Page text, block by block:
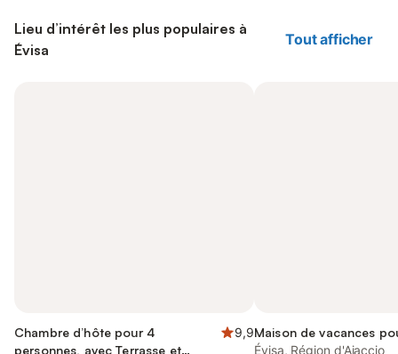
Lieu d’intérêt les plus populaires à
Évisa
Tout afficher
Chambre d’hôte pour 4
personnes, avec Terrasse et
9,9Maison de vacances
Évisa, Région d'Ajaccio